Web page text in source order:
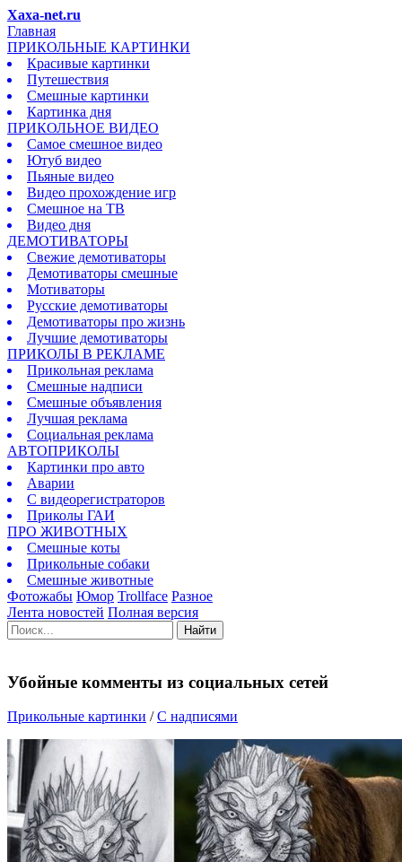
Xaxa-net.ru
Главная
ПРИКОЛЬНЫЕ КАРТИНКИ
Красивые картинки
Путешествия
Смешные картинки
Картинка дня
ПРИКОЛЬНОЕ ВИДЕО
Самое смешное видео
Ютуб видео
Пьяные видео
Видео прохождение игр
Смешное на ТВ
Видео дня
ДЕМОТИВАТОРЫ
Свежие демотиваторы
Демотиваторы смешные
Мотиваторы
Русские демотиваторы
Демотиваторы про жизнь
Лучшие демотиваторы
ПРИКОЛЫ В РЕКЛАМЕ
Прикольная реклама
Смешные надписи
Смешные объявления
Лучшая реклама
Социальная реклама
АВТОПРИКОЛЫ
Картинки про авто
Аварии
С видеорегистраторов
Приколы ГАИ
ПРО ЖИВОТНЫХ
Смешные коты
Прикольные собаки
Смешные животные
Фотожабы Юмор Trollface Разное
Лента новостей Полная версия
Найти
Убойные комменты из социальных сетей
Прикольные картинки /C надписями